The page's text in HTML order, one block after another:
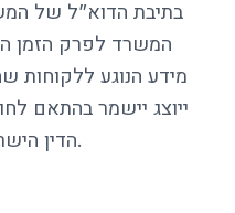
בתיבת הדוא”ל של
המשרד לפרק הזמן
מידע הנוגע
ייוצג יישמר בהתאם
הדין הישראלי וכללי לשכת עורכי הדין.